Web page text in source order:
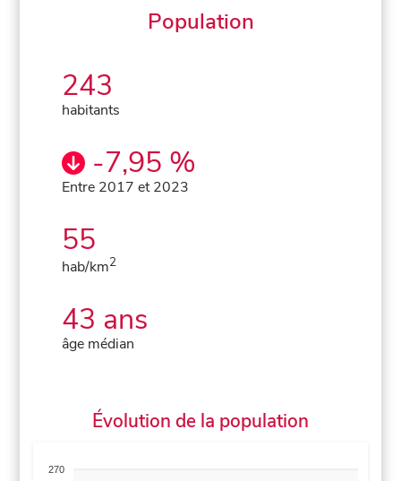
Population
243
habitants
-7,95 %
Entre 2017 et 2023
55
hab/km2
43 ans
âge médian
Évolution de la population
270